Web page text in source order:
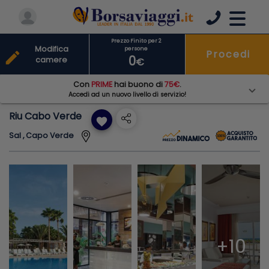
Riu Cabo Verde favorite
Sal , Capo Verde
+10
Prezzo Finito per 2
persone
0€
Procedi
edit
Modifica
camere
Con PRIME hai buono di75€.
Accedi ad un nuovo livello di servizio!